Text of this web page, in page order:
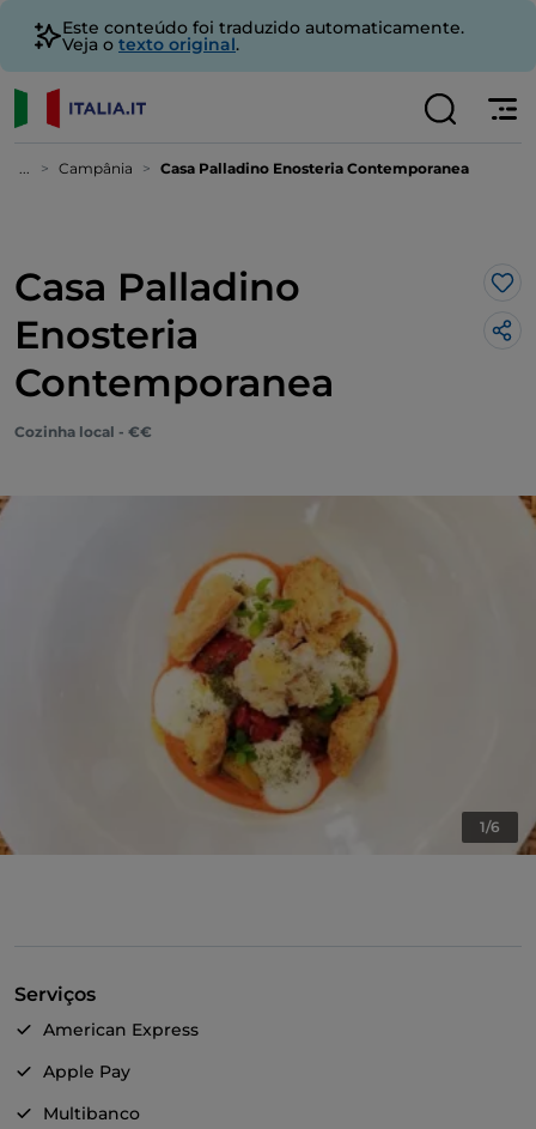
Este conteúdo foi traduzido automaticamente.
Veja o texto original.
... Campânia Casa Palladino Enosteria Contemporanea
Casa Palladino
Enosteria
Contemporanea
Cozinha local - €€
1/6
Serviços
American Express
Apple Pay
Multibanco